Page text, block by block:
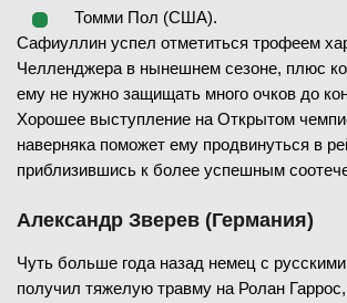
Томми Пол (США).
Сафиуллин успел отметиться трофеем
Челленджера в нынешнем сезоне, плюс
ему не нужно защищать много очков до
Хорошее выступление на Открытом
наверняка поможет ему продвинуться в
приблизившись к более успешным
Александр Зверев (Германия)
Чуть больше года назад немец с
получил тяжелую травму на Ролан Гаррос,